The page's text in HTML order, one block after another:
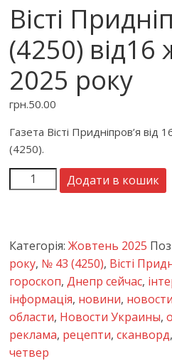
Вісті
(4250) від16
2025 року
грн.50.00
Газета Вісті Придніпров’я
(4250).
Додати в кошик
Категорія:Жовтень 2025
року, № 43 (4250), Вісті
гороскоп,Днепр сейчас,
інформація, новини,
области, Новости Украины,
реклама, рецепти,сканворд
четвер